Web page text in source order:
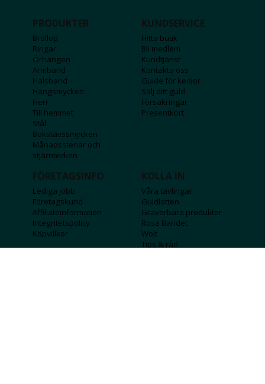
PRODUKTER
Bröllop
Ringar
Örhängen
Armband
Halsband
Hängsmycken
Herr
Till hemmet
Stål
Bokstavssmycken
Månadsstenar och
stjärntecken
KUNDSERVICE
Hitta butik
Bli medlem
Kundtjänst
Kontakta oss
Guide för kedjor
Sälj ditt guld
Försäkringar
Presentkort
FÖRETAGSINFO
Lediga jobb
Företagskund
Affiliateinformation
Integritetspolicy
Köpvillkor
KOLLA IN
Våra tävlingar
Guldlotten
Graverbara produkter
Rosa Bandet
Wolt
Tips & råd